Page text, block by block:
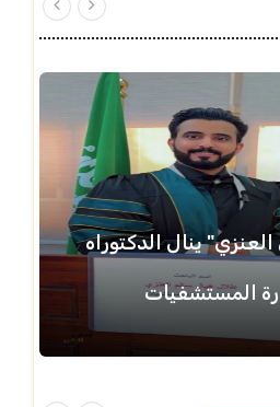
ينال الدكتوراه